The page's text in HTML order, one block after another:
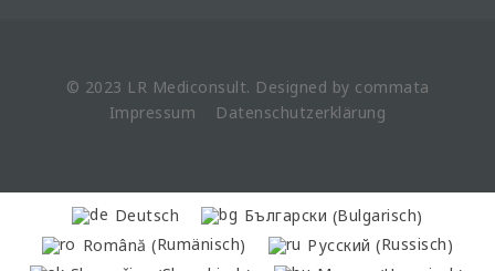
© 2023 LR Mediconsult. Designed by commata
Impressum
Datenschutzerklärung
Deutsch Български (Bulgarisch)
Română (Rumänisch) Русский (Russisch)